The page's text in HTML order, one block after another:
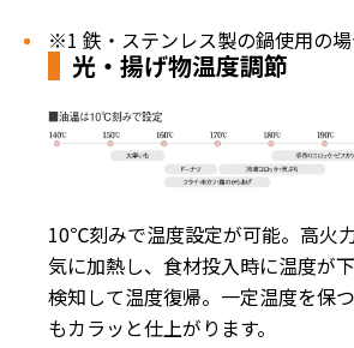
※1 鉄・ステンレス製の鍋使用の
光・揚げ物温度調節
10℃刻みで温度設定が可能。高火
気に加熱し、食材投入時に温度が
検知して温度復帰。一定温度を保
もカラッと仕上がります。